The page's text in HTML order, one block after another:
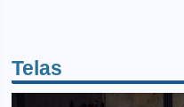
Telas